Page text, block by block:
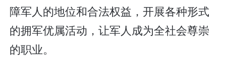
障军人的地位和合法权益，开展各种形式
的拥军优属活动，让军人成为全社会尊崇
的职业。